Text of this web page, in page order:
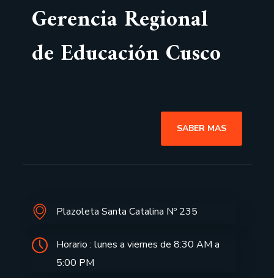
Gerencia Regional
de Educación Cusco
SABER MAS
Plazoleta Santa Catalina Nº 235
Horario : lunes a viernes de 8:30 AM a
5:00 PM